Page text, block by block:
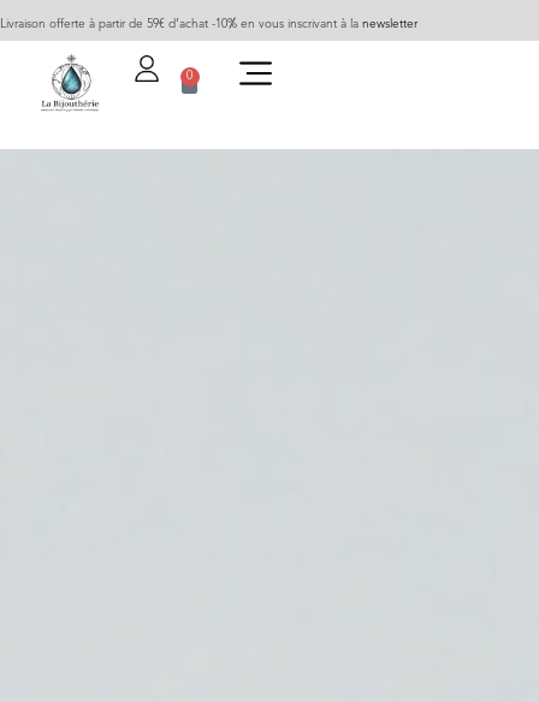
Livraison offerte à partir de 59€ d’achat -10% en vous inscrivant à la newsletter
0